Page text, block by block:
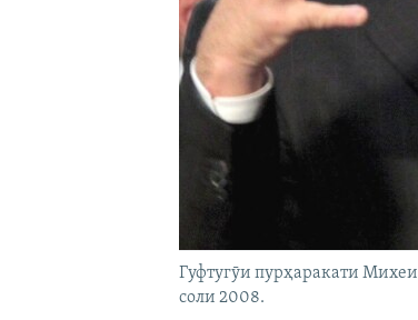
Гуфтугӯи пурҳаракати
соли 2008.